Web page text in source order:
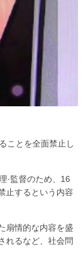
ことを全面禁止し
·監督のため、16
止するという内容
扇情的な内容を盛
れるなど、社会問